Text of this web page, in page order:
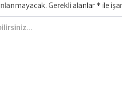
Gerekli alanlar * ile